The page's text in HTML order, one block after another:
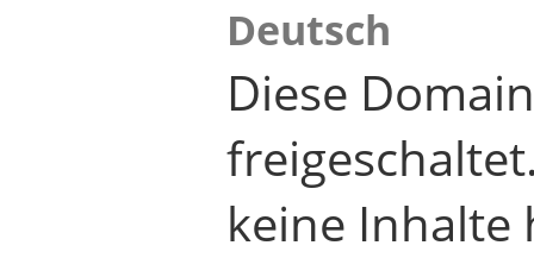
Deutsch
Diese
keine Inhalte